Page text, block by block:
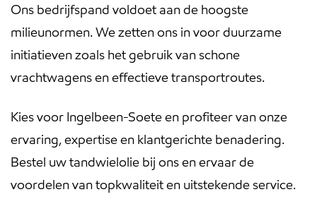
Ons bedrijfspand voldoet aan de hoogste
milieunormen. We zetten ons in voor duurzame
initiatieven zoals het gebruik van schone
vrachtwagens en effectieve transportroutes.
Kies voor Ingelbeen-Soete en profiteer van onze
ervaring, expertise en klantgerichte benadering.
Bestel uw tandwielolie bij ons en ervaar de
voordelen van topkwaliteit en uitstekende service.